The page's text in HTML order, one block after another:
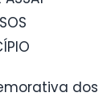
dos